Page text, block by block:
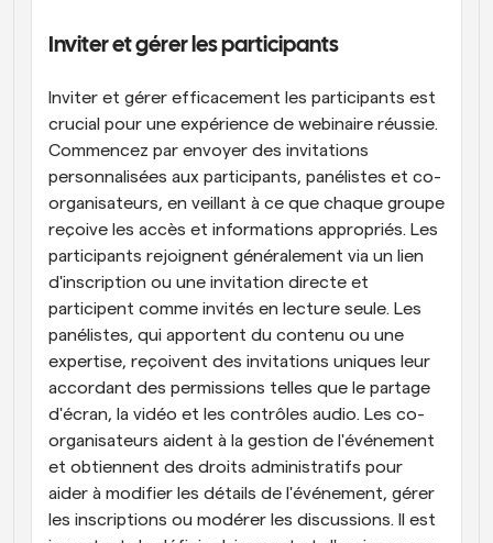
Inviter et gérer les participants
Inviter et gérer efficacement les participants est
crucial pour une expérience de webinaire réussie.
Commencez par envoyer des invitations
personnalisées aux participants, panélistes et co-
organisateurs, en veillant à ce que chaque groupe
reçoive les accès et informations appropriés. Les
participants rejoignent généralement via un lien
d'inscription ou une invitation directe et
participent comme invités en lecture seule. Les
panélistes, qui apportent du contenu ou une
expertise, reçoivent des invitations uniques leur
accordant des permissions telles que le partage
d'écran, la vidéo et les contrôles audio. Les co-
organisateurs aident à la gestion de l'événement
et obtiennent des droits administratifs pour
aider à modifier les détails de l'événement, gérer
les inscriptions ou modérer les discussions. Il est